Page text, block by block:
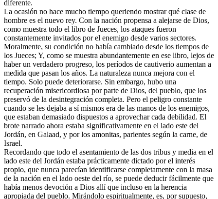
diferente.
La ocasión no hace mucho tiempo queriendo mostrar qué clase de
hombre es el nuevo rey. Con la nación propensa a alejarse de Dios,
como muestra todo el libro de Jueces, los ataques fueron
constantemente invitados por el enemigo desde varios sectores.
Moralmente, su condición no había cambiado desde los tiempos de
los Jueces; Y, como se muestra abundantemente en ese libro, lejos de
haber un verdadero progreso, los períodos de cautiverio aumentan a
medida que pasan los años. La naturaleza nunca mejora con el
tiempo. Solo puede deteriorarse. Sin embargo, hubo una
recuperación misericordiosa por parte de Dios, del pueblo, que los
preservó de la desintegración completa. Pero el peligro constante
cuando se les dejaba a sí mismos era de las manos de los enemigos,
que estaban demasiado dispuestos a aprovechar cada debilidad. El
brote narrado ahora estaba significativamente en el lado este del
Jordán, en Galaad, y por los amonitas, parientes según la carne, de
Israel.
Recordando que todo el asentamiento de las dos tribus y media en el
lado este del Jordán estaba prácticamente dictado por el interés
propio, que nunca parecían identificarse completamente con la masa
de la nación en el lado oeste del río, se puede deducir fácilmente que
había menos devoción a Dios allí que incluso en la herencia
apropiada del pueblo. Mirándolo espiritualmente, es, por supuesto,